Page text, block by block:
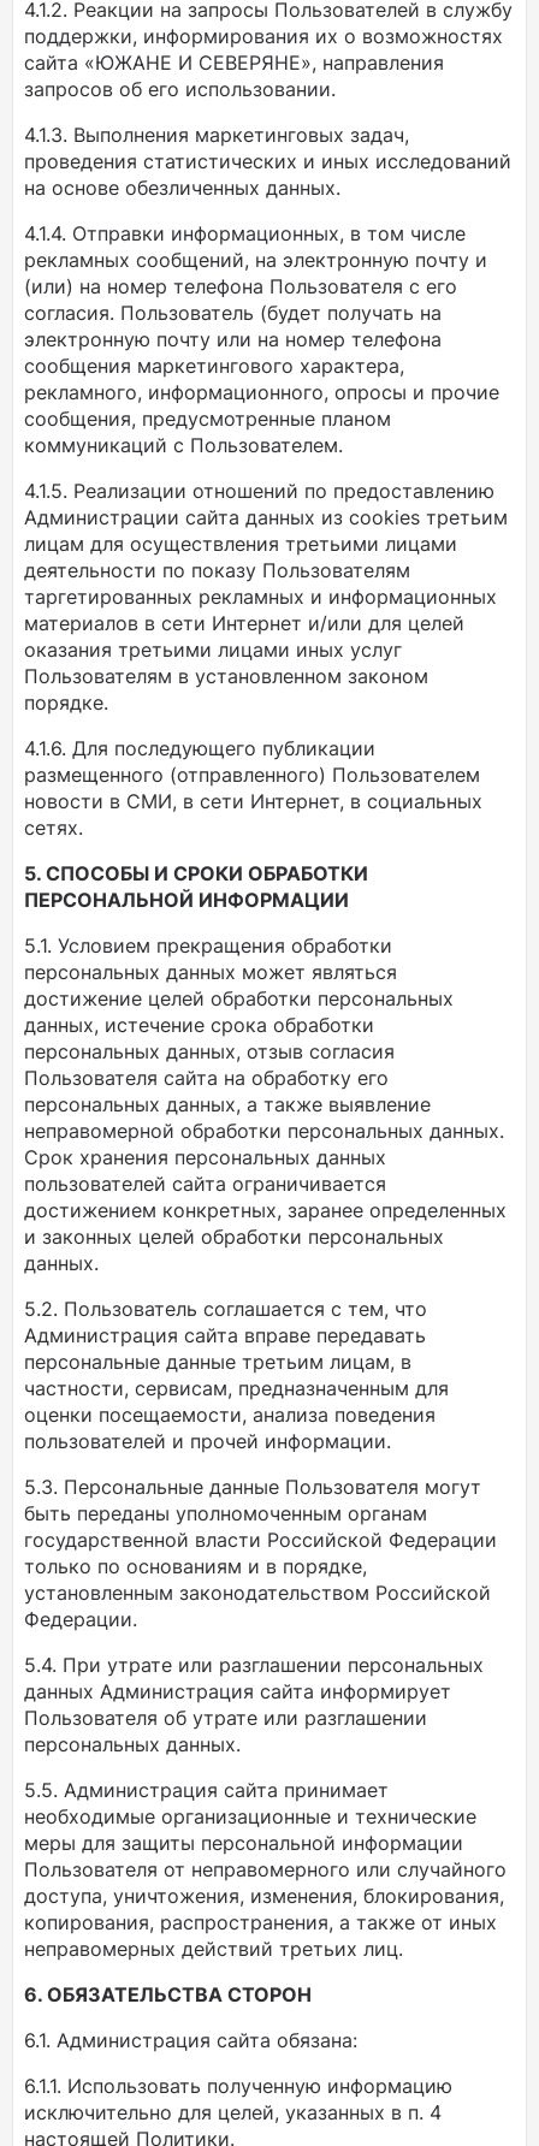
4.1.2. Реакции на запросы Пользователей в службу
поддержки, информирования их о возможностях
сайта «ЮЖАНЕ И СЕВЕРЯНЕ», направления
запросов об его использовании.
4.1.3. Выполнения маркетинговых задач,
проведения статистических и иных исследований
на основе обезличенных данных.
4.1.4. Отправки информационных, в том числе
рекламных сообщений, на электронную почту и
(или) на номер телефона Пользователя с его
согласия. Пользователь (будет получать на
электронную почту или на номер телефона
сообщения маркетингового характера,
рекламного, информационного, опросы и прочие
сообщения, предусмотренные планом
коммуникаций с Пользователем.
4.1.5. Реализации отношений по предоставлению
Администрации сайта данных из cookies третьим
лицам для осуществления третьими лицами
деятельности по показу Пользователям
таргетированных рекламных и информационных
материалов в сети Интернет и/или для целей
оказания третьими лицами иных услуг
Пользователям в установленном законом
порядке.
4.1.6. Для последующего публикации
размещенного (отправленного) Пользователем
новости в СМИ, в сети Интернет, в социальных
сетях.
5. СПОСОБЫ И СРОКИ ОБРАБОТКИ
ПЕРСОНАЛЬНОЙ ИНФОРМАЦИИ
5.1. Условием прекращения обработки
персональных данных может являться
достижение целей обработки персональных
данных, истечение срока обработки
персональных данных, отзыв согласия
Пользователя сайта на обработку его
персональных данных, а также выявление
неправомерной обработки персональных данных.
Срок хранения персональных данных
пользователей сайта ограничивается
достижением конкретных, заранее определенных
и законных целей обработки персональных
данных.
5.2. Пользователь соглашается с тем, что
Администрация сайта вправе передавать
персональные данные третьим лицам, в
частности, сервисам, предназначенным для
оценки посещаемости, анализа поведения
пользователей и прочей информации.
5.3. Персональные данные Пользователя могут
быть переданы уполномоченным органам
государственной власти Российской Федерации
только по основаниям и в порядке,
установленным законодательством Российской
Федерации.
5.4. При утрате или разглашении персональных
данных Администрация сайта информирует
Пользователя об утрате или разглашении
персональных данных.
5.5. Администрация сайта принимает
необходимые организационные и технические
меры для защиты персональной информации
Пользователя от неправомерного или случайного
доступа, уничтожения, изменения, блокирования,
копирования, распространения, а также от иных
неправомерных действий третьих лиц.
6. ОБЯЗАТЕЛЬСТВА СТОРОН
6.1. Администрация сайта обязана:
6.1.1. Использовать полученную информацию
исключительно для целей, указанных в п. 4
настоящей Политики.